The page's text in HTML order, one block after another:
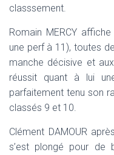
classsement.
Romain MERCY
une perf à 11), toutes
manche décisive et
réussit quant à lui
parfaitement tenu son
classés 9 et 10.
Clément DAMOUR
s’est plongé pour de